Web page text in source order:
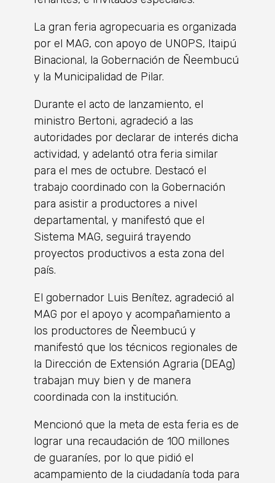
La gran feria agropecuaria es organizada
por el MAG, con apoyo de UNOPS, Itaipú
Binacional, la Gobernación de Ñeembucú
y la Municipalidad de Pilar.
Durante el acto de lanzamiento, el
ministro Bertoni, agradeció a las
autoridades por declarar de interés dicha
actividad, y adelantó otra feria similar
para el mes de octubre. Destacó el
trabajo coordinado con la Gobernación
para asistir a productores a nivel
departamental, y manifestó que el
Sistema MAG, seguirá trayendo
proyectos productivos a esta zona del
país.
El gobernador Luis Benítez, agradeció al
MAG por el apoyo y acompañamiento a
los productores de Ñeembucú y
manifestó que los técnicos regionales de
la Dirección de Extensión Agraria (DEAg)
trabajan muy bien y de manera
coordinada con la institución.
Mencionó que la meta de esta feria es de
lograr una recaudación de 100 millones
de guaraníes, por lo que pidió el
acampamiento de la ciudadanía toda para